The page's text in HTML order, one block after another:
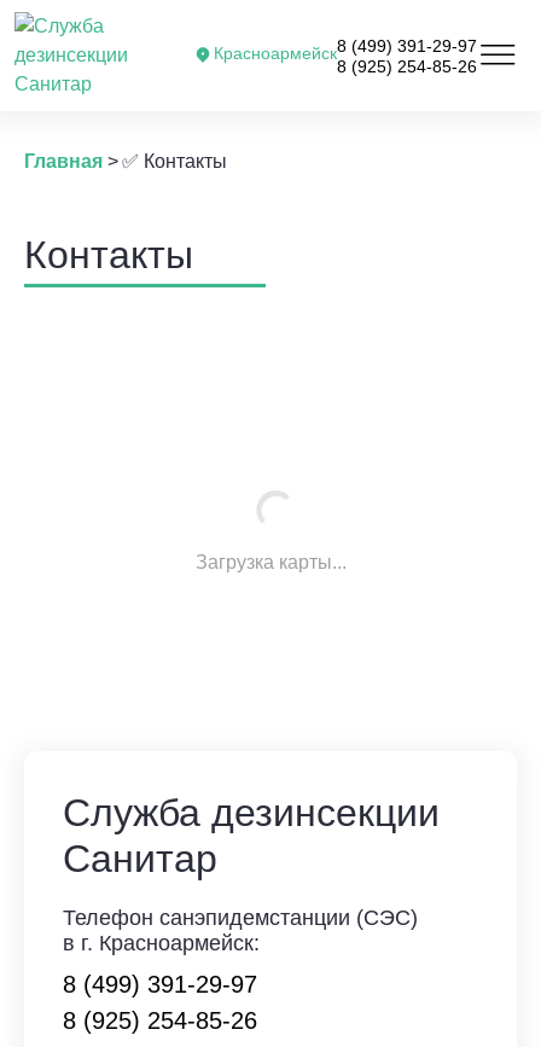
Красноармейск8 (499) 391-29-97
8 (925) 254-85-26
Главная >✅ Контакты
Контакты
Загрузка карты...
Служба дезинсекции
Санитар
Телефон санэпидемстанции (СЭС)
в г. Красноармейск:
8 (499) 391-29-97
8 (925) 254-85-26